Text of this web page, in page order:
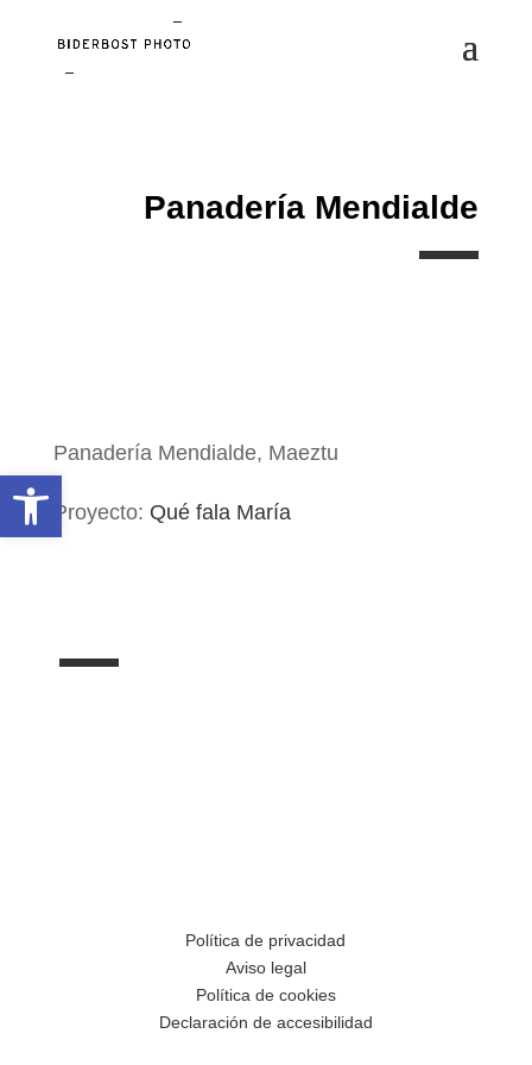
Panadería Mendialde
Panadería Mendialde, Maeztu
Proyecto: Qué fala María
Política de privacidad
Aviso legal
Política de cookies
Declaración de accesibilidad
Abrir barra de herramientas